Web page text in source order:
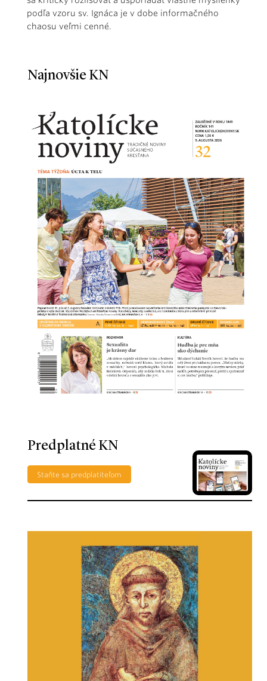
podľa vzoru sv. Ignáca je v dobe informačného
chaosu veľmi cenné.
Najnovšie KN
Predplatné KN
Staňte sa predplatiteľom